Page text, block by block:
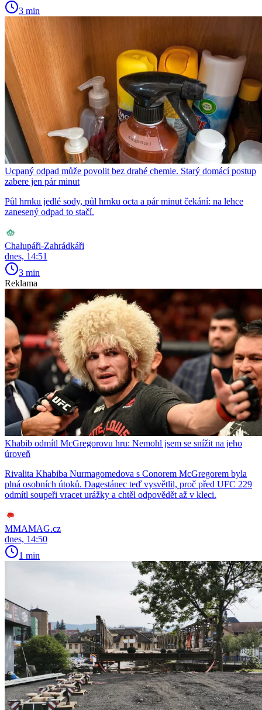
3 min
Ucpaný odpad může povolit bez drahé chemie. Starý domácí postup
zabere jen pár minut
Půl hrnku jedlé sody, půl hrnku octa a pár minut čekání: na lehce
zanesený odpad to stačí.
Chalupáři-Zahrádkáři
dnes, 14:51
3 min
Reklama
Khabib odmítl McGregorovu hru: Nemohl jsem se snížit na jeho
úroveň
Rivalita Khabiba Nurmagomedova s Conorem McGregorem byla
plná osobních útoků. Dagestánec teď vysvětlil, proč před UFC 229
odmítl soupeři vracet urážky a chtěl odpovědět až v kleci.
MMAMAG.cz
dnes, 14:50
1 min